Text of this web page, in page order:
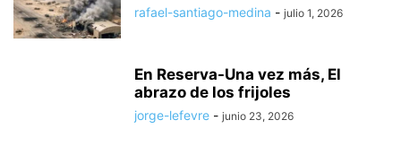
rafael-santiago-medina - julio 1, 2026
En Reserva-Una vez más, El
abrazo de los frijoles
jorge-lefevre - junio 23, 2026